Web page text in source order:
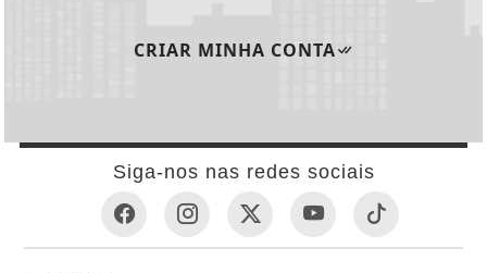
CRIAR MINHA CONTA
Siga-nos nas redes sociais